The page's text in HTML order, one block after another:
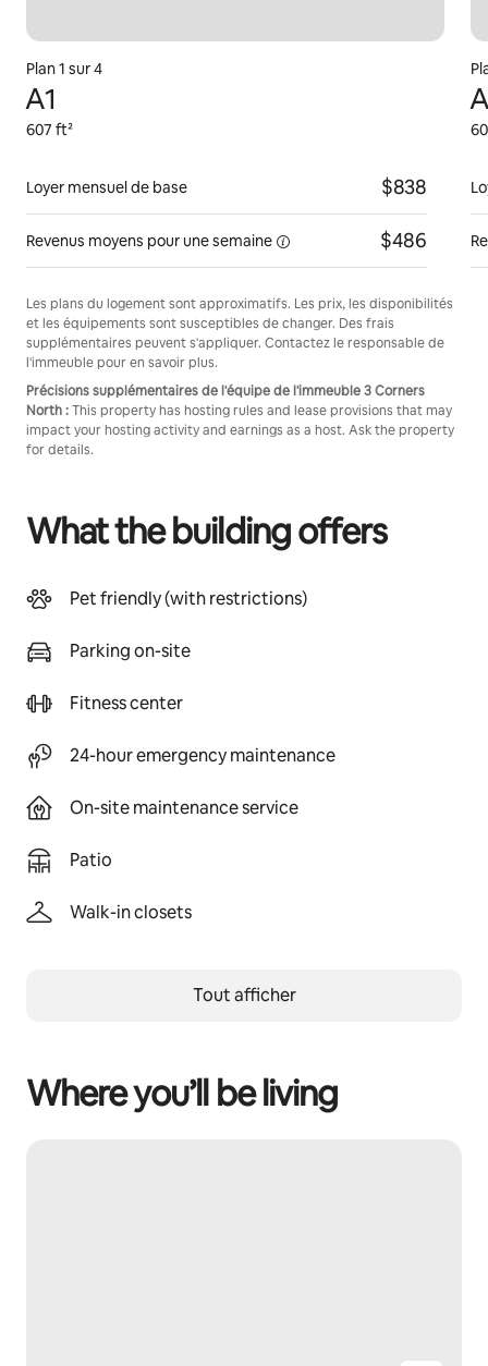
Plan 1 sur 4
A1
607 ft²
Loyer mensuel de base $838
Revenus moyens pour unesemaine $486
Les plans du logement sont approximatifs. Les prix, les disponibilités
et les équipements sont susceptibles de changer. Des frais
supplémentaires peuvent s'appliquer. Contactez le responsable de
l'immeuble pour en savoir plus.
Précisions supplémentaires de l'équipe de l'immeuble 3 Corners
North :This property has hosting rules and lease provisions that may
impact your hosting activity and earnings as a host. Ask the property
for details.
What the building offers
Pet friendly (with restrictions)
Parking on-site
Fitness center
24-hour emergency maintenance
On-site maintenance service
Patio
Walk-in closets
Tout afficher
Where you’ll be living